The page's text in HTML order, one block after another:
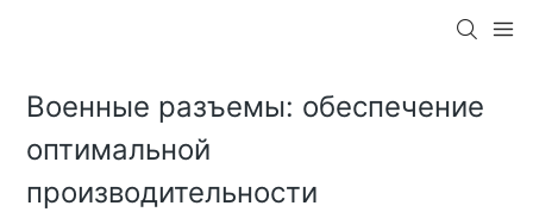
Военные разъемы: обеспечение
оптимальной
производительности